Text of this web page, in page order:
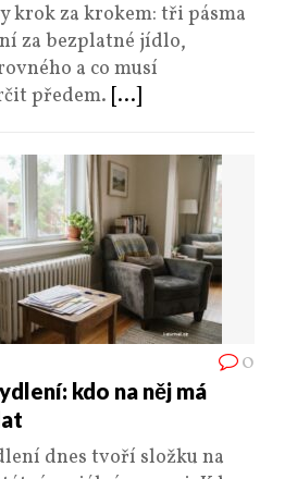
krok za krokem: tři pásma
za bezplatné jídlo,
a co musí
předem. [...]
0
kdo na něj má
dnes tvoří složku na